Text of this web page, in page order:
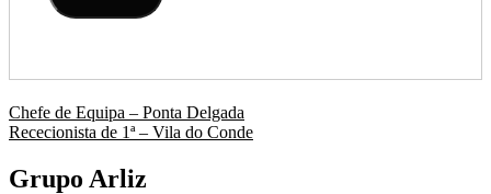
Navegação
de
artigos
Chefe de Equipa – Ponta Delgada
Rececionista de 1ª – Vila do Conde
Grupo Arliz